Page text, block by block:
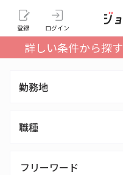
登録 ログイン
詳しい条件から探す
勤務地
職種
フリーワード